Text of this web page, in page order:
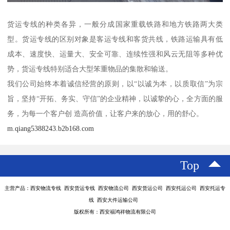
货运专线的种类各异，一般分成国家重载铁路和地方铁路两大类
型。货运专线的区别对象是客运专线和客货共线，铁路运输具有低
成本、速度快、运量大、安全可靠、连续性强和风云无阻等多种优
势，货运专线特别适合大型笨重物品的集散和输送。
我们公司始终本着诚信经营的原则，以“以诚为本，以质取信”为宗
旨，坚持“开拓、务实、守信”的企业精神，以诚挚的心，全方面的服
务，为每一个客户创 造高价值，让客户来的放心，用的舒心。
m.qiang5388243.b2b168.com
Top
主营产品：西安物流专线 西安货运专线 西安物流公司 西安货运公司 西安托运公司 西安托运专
线 西安大件运输公司
版权所有：西安福鸿祥物流有限公司